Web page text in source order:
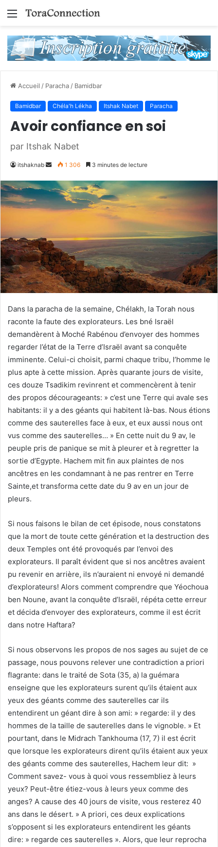
Menu
Accueil / Paracha / Bamidbar
Bamidbar Chéla'h Lékha Itshak Nabet Paracha
Avoir confiance en soi
par Itshak Nabet
itshaknab
Envoyer
courriel
1 306 3 minutes de lecture
Dans la paracha de la semaine, Chélakh, la Torah nous
raconte la faute des explorateurs. Les bné Israël
demandèrent à Moché Rabénou d’envoyer des hommes
regarder l’état de la Terre d’Israël avant sa conquête
imminente. Celui-ci choisit, parmi chaque tribu, l’homme le
plus apte à cette mission. Après quarante jours de visite,
ces douze Tsadikim revinrent et commencèrent à tenir
des propos décourageants: » c’est une Terre qui avale ses
habitants: il y a des géants qui habitent là-bas. Nous étions
comme des sauterelles face à eux, et eux aussi nous ont
vus comme des sauterelles… » En cette nuit du 9 av, le
peuple pris de panique se mit à pleurer et à regretter la
sortie d’Egypte. Hachem mit fin aux plaintes de nos
ancêtres en les condamnant à ne pas rentrer en Terre
Sainte,et transforma cette date du 9 av en un jour de
pleurs.
Si nous faisons le bilan de cet épisode, nous constatons
que la mort de toute cette génération et la destruction des
deux Temples ont été provoqués par l’envoi des
explorateurs. Il paraît évident que si nos ancêtres avaient
pu revenir en arrière, ils n’auraient ni envoyé ni demandé
d’explorateurs! Alors comment comprendre que Yéochoua
ben Noune, avant la conquête d’Israël, répéta cette erreur
et décida d’envoyer des explorateurs, comme il est écrit
dans notre Haftara?
Si nous observons les propos de nos sages au sujet de ce
passage, nous pouvons relever une contradiction a priori
flagrante: dans le traité de Sota (35, a) la guémara
enseigne que les explorateurs surent qu’ils étaient aux
yeux des géants comme des sauterelles car ils
entendirent un géant dire à son ami: » regarde: il y des
hommes de la taille de sauterelles dans le vignoble. » Et
pourtant, dans le Midrach Tankhouma (17, 7) il est écrit
que lorsque les explorateurs dirent qu’ils étaient aux yeux
des géants comme des sauterelles, Hachem leur dit: »
Comment savez- vous à quoi vous ressembliez à leurs
yeux? Peut-être étiez-vous à leurs yeux comme des
anges? A cause des 40 jours de visite, vous resterez 40
ans dans le désert. » A priori, ces deux explications
s’opposent si les explorateurs entendirent les géants
dire: » regarde ces sauterelles ». Alors, que leur reprocha